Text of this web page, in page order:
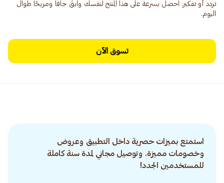
تردد أو تفكير. احصل بسرعة على هذا المنتج لنفسك وابقَ جافًا ومريحًا طوال
اليوم.
تسوق الآن
استمتع بميزات حصرية داخل التطبيق وعروض
وخصومات مميزة. وتوصيل مجاني لمدة سنة كاملة
للمستخدمين الجدد!